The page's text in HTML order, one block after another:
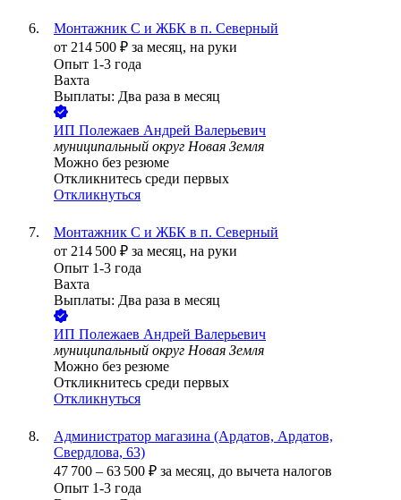
Монтажник С и ЖБК в п. Северный
от 214 500 ₽ за месяц, на руки
Опыт 1-3 года
Вахта
Выплаты: Два раза в месяц
ИП Полежаев Андрей Валерьевич
муниципальный округ Новая Земля
Можно без резюме
Откликнитесь среди первых
Откликнуться
Монтажник С и ЖБК в п. Северный
от 214 500 ₽ за месяц, на руки
Опыт 1-3 года
Вахта
Выплаты: Два раза в месяц
ИП Полежаев Андрей Валерьевич
муниципальный округ Новая Земля
Можно без резюме
Откликнитесь среди первых
Откликнуться
Администратор магазина (Ардатов, Ардатов,
Свердлова, 63)
47 700 – 63 500 ₽ за месяц, до вычета налогов
Опыт 1-3 года